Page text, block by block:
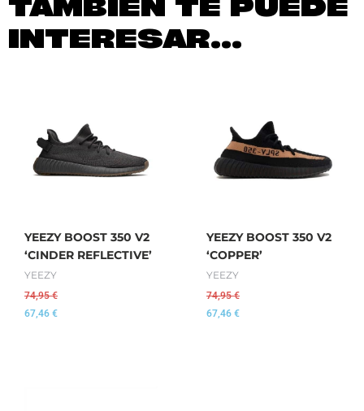
TAMBIÉN TE PUEDE
INTERESAR...
YEEZY BOOST 350 V2
‘CINDER REFLECTIVE’
YEEZY
74,95€
67,46 €
YEEZY BOOST 350 V2
‘COPPER’
YEEZY
74,95€
67,46 €